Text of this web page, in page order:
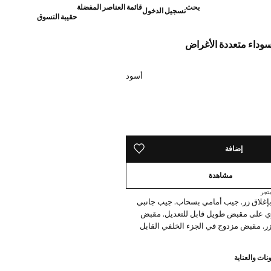
بحثتسجيل الدخولقائمة العناصر المفضلة
حقيبة التسوق
متعددة الأغراض
أسود
إضافة حفظه في قائمة منتجاتك المفضلة
مشاهدة
زر. جيب أمامي بسحاب. جيب جانبي
على مقبض طويل قابل للتعديل. مقبض
مقبض مزدوج في الجزء الخلفي القابل
والعناية